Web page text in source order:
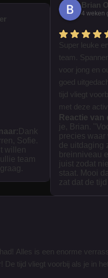
Dank
Sofie.
willen
team
Brian
4 weken
Super leuke
team.
voor jong en
goed
tijd vliegt
met deze
Reactie van
je, Brian.
precies waar
de uitdaging
breinniveau
juist zodat
staat. Mooi
zat dat de
Alles is een enorme
De tijd vliegt voorbij als je in